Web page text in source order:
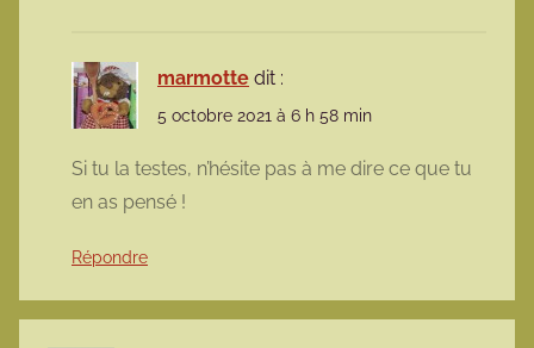
marmotte dit :
5 octobre 2021 à 6 h 58 min
Si tu la testes, n’hésite pas à me dire ce que tu
en as pensé !
Répondre